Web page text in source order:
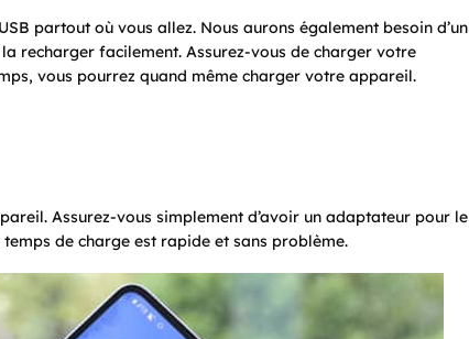
partout où vous allez. Nous aurons également besoin d’un
recharger facilement. Assurez-vous de charger votre
vous pourrez quand même charger votre appareil.
Assurez-vous simplement d’avoir un adaptateur pour le
de charge est rapide et sans problème.